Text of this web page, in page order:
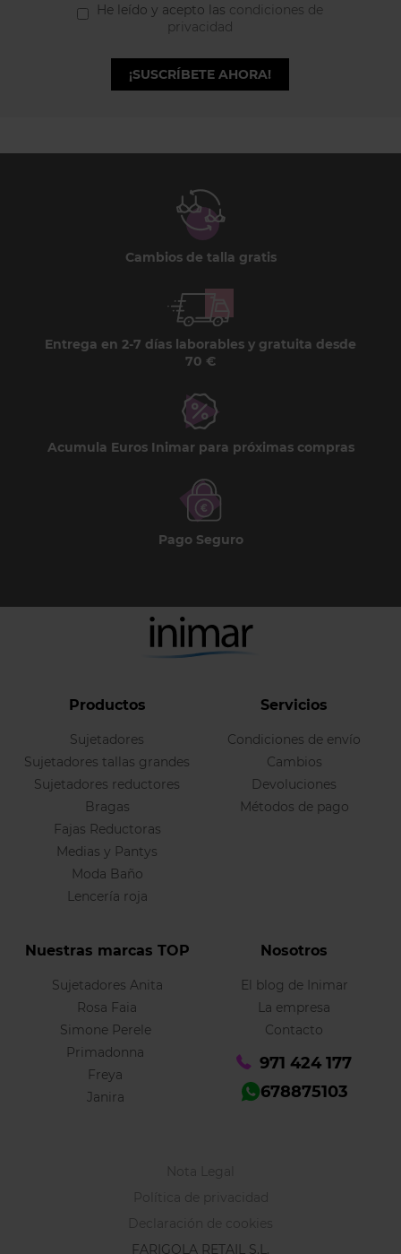
He leído y acepto las condiciones de
privacidad
¡SUSCRÍBETE AHORA!
Cambios de talla gratis
Entrega en 2-7 días laborables y gratuita desde
70 €
Acumula Euros Inimar para próximas compras
Pago Seguro
Productos
Sujetadores
Sujetadores tallas grandes
Sujetadores reductores
Bragas
Fajas Reductoras
Medias y Pantys
Moda Baño
Lencería roja
Servicios
Condiciones de envío
Cambios
Devoluciones
Métodos de pago
Nuestras marcas TOP
Sujetadores Anita
Rosa Faia
Simone Perele
Primadonna
Freya
Janira
Nosotros
El blog de Inimar
La empresa
Contacto
971 424 177
678875103
Nota Legal
Política de privacidad
Declaración de cookies
FARIGOLA RETAIL S.L.